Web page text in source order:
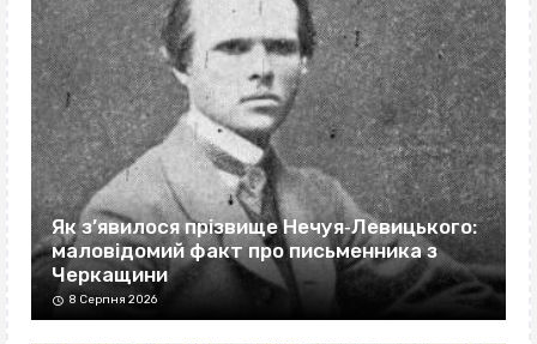
Як з’явилося прізвище Нечуя‐Левицького:
маловідомий факт про письменника з
Черкащини
8 Серпня 2026